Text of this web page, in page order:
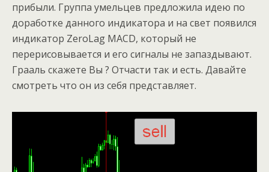
прибыли. Группа умельцев предложила идею по
доработке данного индикатора и на свет появился
индикатор ZeroLag MACD, который не
перерисовывается и его сигналы не запаздывают.
Грааль скажете Вы ? Отчасти так и есть. Давайте
смотреть что он из себя представляет.